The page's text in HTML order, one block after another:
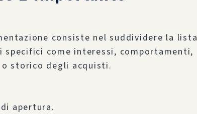
consiste nel suddividere la lista
specifici come interessi, comportamenti,
storico degli acquisti.
apertura.